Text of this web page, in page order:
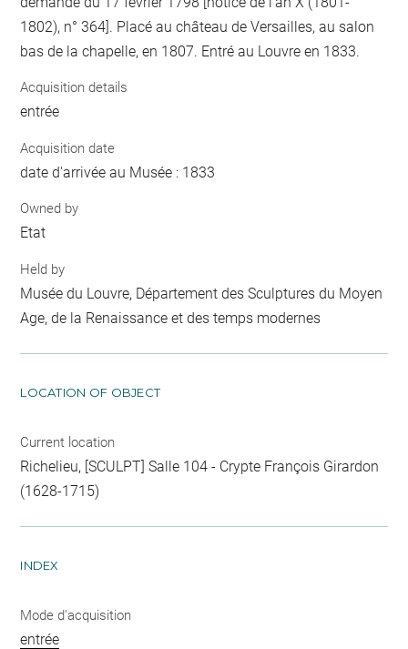
1802), n° 364]. Placé au château de Versailles, au salon
bas de la chapelle, en 1807. Entré au Louvre en 1833.
Acquisition details
entrée
Acquisition date
date d'arrivée au Musée : 1833
Owned by
Etat
Held by
Musée du Louvre, Département des Sculptures du Moyen
Age, de la Renaissance et des temps modernes
LOCATION OF OBJECT
Current location
Richelieu, [SCULPT] Salle 104 - Crypte François Girardon
(1628-1715)
INDEX
Mode d'acquisition
entrée